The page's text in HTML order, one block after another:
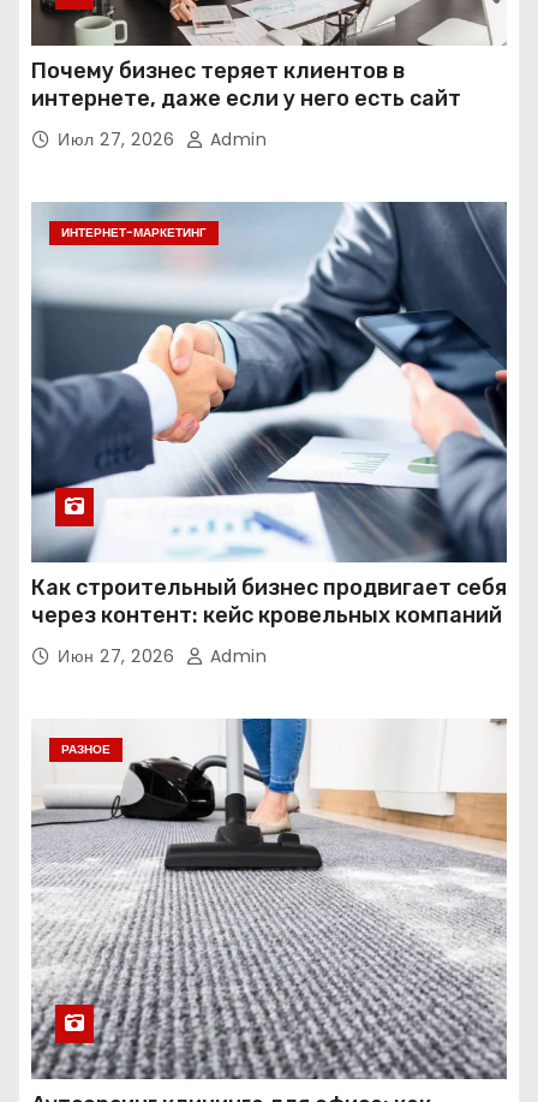
Почему бизнес теряет клиентов в
интернете, даже если у него есть сайт
Июл 27, 2026 Admin
ИНТЕРНЕТ-МАРКЕТИНГ
Как строительный бизнес продвигает себя
через контент: кейс кровельных компаний
Июн 27, 2026 Admin
РАЗНОЕ